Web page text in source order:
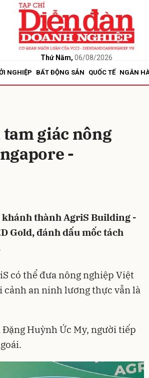
Thứ Năm, 06/08/2026
NGHIỆP BẤT ĐỘNG SẢN QUỐC TẾ NGÂN
giác nông
-
khánh thành AgriS Building -
Gold, đánh dấu mốc tách
có thể đưa nông nghiệp Việt
an ninh lương thực vẫn là
Huỳnh Ức My, người tiếp